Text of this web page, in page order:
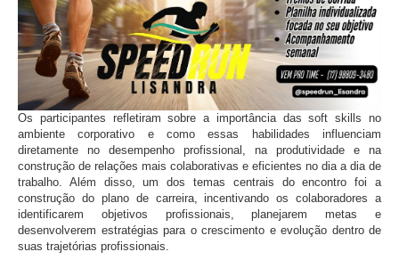
Os participantes refletiram sobre a importância das soft skills no
ambiente corporativo e como essas habilidades influenciam
diretamente no desempenho profissional, na produtividade e na
construção de relações mais colaborativas e eficientes no dia a dia de
trabalho. Além disso, um dos temas centrais do encontro foi a
construção do plano de carreira, incentivando os colaboradores a
identificarem objetivos profissionais, planejarem metas e
desenvolverem estratégias para o crescimento e evolução dentro de
suas trajetórias profissionais.